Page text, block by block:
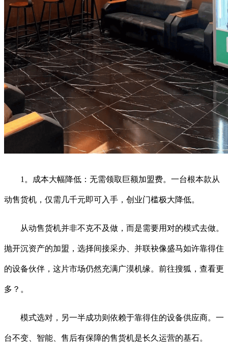
1。成本大幅降低：无需领取巨额加盟费。一台根本款从
动售货机，仅需几千元即可入手，创业门槛极大降低。
从动售货机并非不克不及做，而是需要用对的模式去做。
抛开沉资产的加盟，选择间接采办、并联袂像盛马如许靠得住
的设备伙伴，这片市场仍然充满广漠机缘。前往搜狐，查看更
多？。
模式选对，另一半成功则依赖于靠得住的设备供应商。一
台不变、智能、售后有保障的售货机是长久运营的基石。